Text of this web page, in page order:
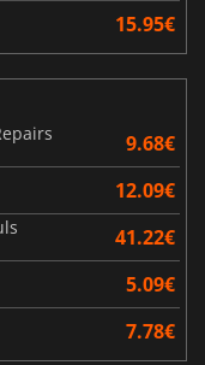
15.95€
9.68€
12.09€
41.22€
5.09€
7.78€